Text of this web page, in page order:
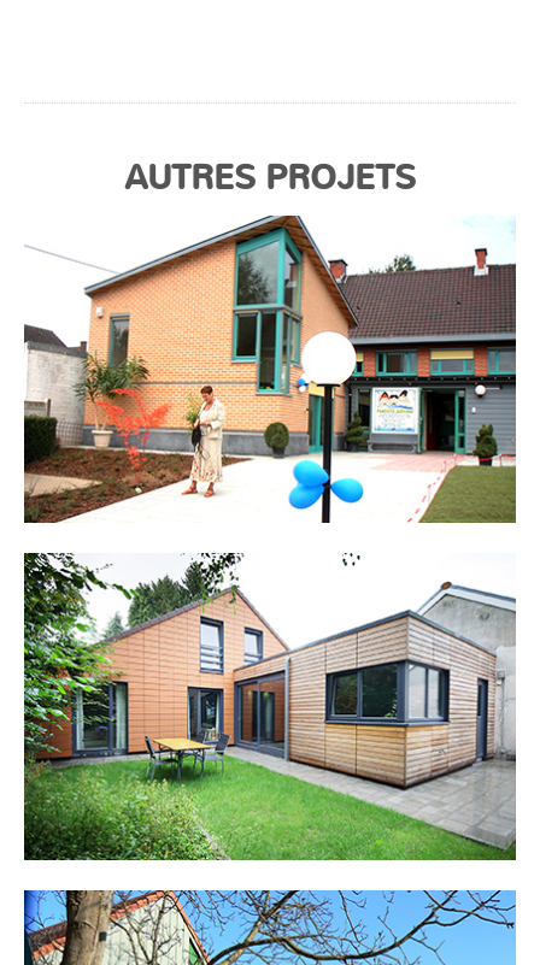
AUTRES PROJETS